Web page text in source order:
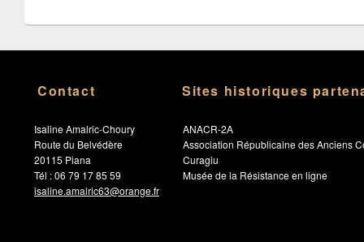
Contact
Isaline Amalric-Choury
Route du Belvédère
20115 Piana
Tél : 06 79 17 85 59
isaline.amalric63@orange.fr
Sites historiques
ANACR-2A
Association Républicaine des Anciens
Curagiu
Musée de la Résistance en ligne